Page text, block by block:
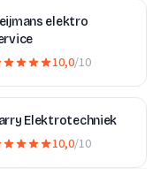
elektro
10,0/10
Elektrotechniek
10,0/10